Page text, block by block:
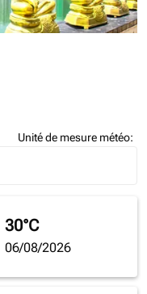
Unité de mesure météo:
30°C
06/08/2026